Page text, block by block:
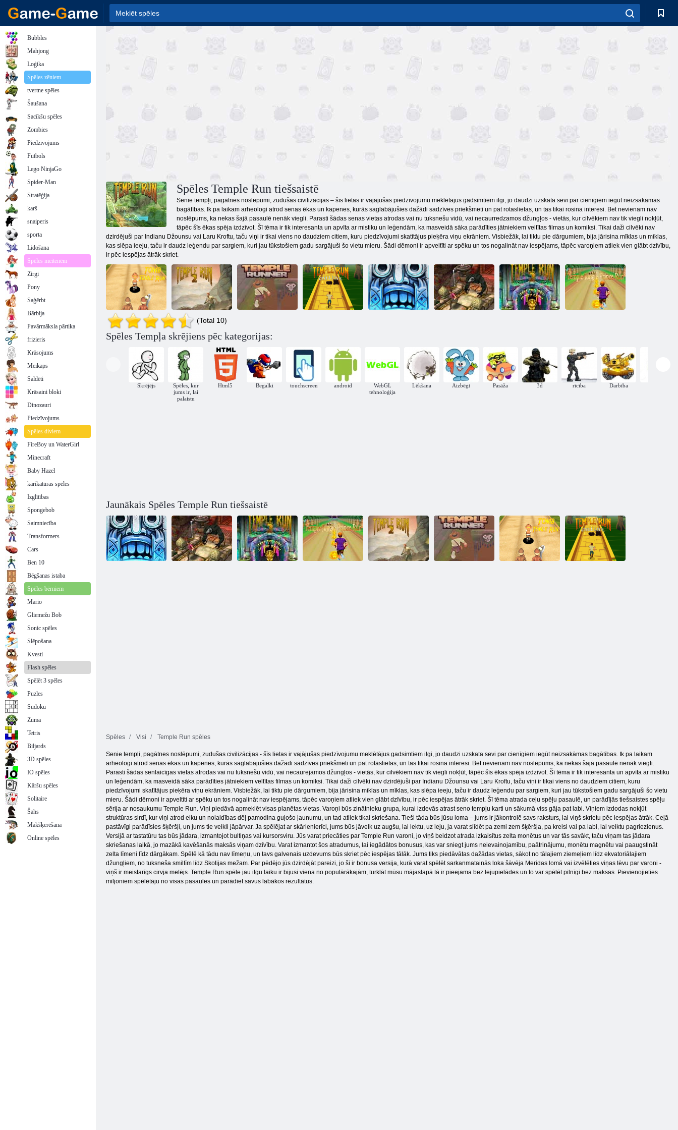
Spēles Temple Run tiešsaistē
Senie tempļi, pagātnes noslēpumi, zudušās civilizācijas – šīs lietas ir vajājušas piedzīvojumu meklētājus gadsimtiem ilgi, jo daudzi uzskata sevi par cienīgiem iegūt neizsakāmas
bagātības. Ik pa laikam arheologi atrod senas ēkas un kapenes, kurās saglabājušies dažādi sadzīves priekšmeti un pat rotaslietas, un tas tikai rosina interesi. Bet nevienam nav
noslēpums, ka nekas šajā pasaulē nenāk viegli. Parasti šādas senas vietas atrodas vai nu tuksnešu vidū, vai necaurredzamos džungļos - vietās, kur cilvēkiem nav tik viegli nokļūt,
tāpēc šīs ēkas spēja izdzīvot. Šī tēma ir tik interesanta un apvīta ar mistiku un leģendām, ka masveidā sāka parādīties jātniekiem veltītas filmas un komiksi. Tikai daži cilvēki nav
dzirdējuši par Indianu Džounsu vai Laru Kroftu, taču viņi ir tikai viens no daudziem citiem, kuru piedzīvojumi skatītājus pieķēra viņu ekrāniem. Visbiežāk, lai tiktu pie dārgumiem, bija jārisina mīklas un mīklas,
kas slēpa ieeju, taču ir daudz leģendu par sargiem, kuri jau tūkstošiem gadu sargājuši šo vietu mieru. Šādi dēmoni ir apveltīti ar spēku un tos nogalināt nav iespējams, tāpēc varoņiem atliek vien glābt dzīvību,
ir pēc iespējas ātrāk skriet.
Kapenes Temple
2. tempļa
Džungļu kritums
(Total 10)
Spēles Tempļa skrējiens pēc kategorijas:
Skrējējs
Spēles, kur
jums ir, lai
palaistu
Html5 Begalki touchscreen android
WebGL
tehnoloģija
Lēkšana Aizbēgt Pasāža 3d rīcība Darbība
Jaunākais Spēles Temple Run tiešsaistē
Spēles Visi Temple Run spēles
Senie tempļi, pagātnes noslēpumi, zudušas civilizācijas - šīs lietas ir vajājušas piedzīvojumu meklētājus gadsimtiem ilgi, jo daudzi uzskata sevi par cienīgiem iegūt neizsakāmas bagātības. Ik pa laikam
arheologi atrod senas ēkas un kapenes, kurās saglabājušies dažādi sadzīves priekšmeti un pat rotaslietas, un tas tikai rosina interesi. Bet nevienam nav noslēpums, ka nekas šajā pasaulē nenāk viegli.
Parasti šādas senlaicīgas vietas atrodas vai nu tuksnešu vidū, vai necaurejamos džungļos - vietās, kur cilvēkiem nav tik viegli nokļūt, tāpēc šīs ēkas spēja izdzīvot. Šī tēma ir tik interesanta un apvīta ar mistiku
un leģendām, ka masveidā sāka parādīties jātniekiem veltītas filmas un komiksi. Tikai daži cilvēki nav dzirdējuši par Indianu Džounsu vai Laru Kroftu, taču viņi ir tikai viens no daudziem citiem, kuru
piedzīvojumi skatītājus pieķēra viņu ekrāniem. Visbiežāk, lai tiktu pie dārgumiem, bija jārisina mīklas un mīklas, kas slēpa ieeju, taču ir daudz leģendu par sargiem, kuri jau tūkstošiem gadu sargājuši šo vietu
mieru. Šādi dēmoni ir apveltīti ar spēku un tos nogalināt nav iespējams, tāpēc varoņiem atliek vien glābt dzīvību, ir pēc iespējas ātrāk skriet. Šī tēma atrada ceļu spēļu pasaulē, un parādījās tiešsaistes spēļu
sērija ar nosaukumu Temple Run. Viņi piedāvā apmeklēt visas planētas vietas. Varoņi būs zinātnieku grupa, kurai izdevās atrast seno tempļu karti un sākumā viss gāja pat labi. Viņiem izdodas nokļūt
struktūras sirdī, kur viņi atrod elku un nolaidības dēļ pamodina guļošo ļaunumu, un tad atliek tikai skriešana. Tieši tāda būs jūsu loma – jums ir jākontrolē savs raksturs, lai viņš skrietu pēc iespējas ātrāk. Ceļā
pastāvīgi parādīsies šķēršļi, un jums tie veikli jāpārvar. Ja spēlējat ar skārienierīci, jums būs jāvelk uz augšu, lai lektu, uz leju, ja varat slīdēt pa zemi zem šķēršļa, pa kreisi vai pa labi, lai veiktu pagriezienus.
Versijā ar tastatūru tas būs jādara, izmantojot bultiņas vai kursorsviru. Jūs varat priecāties par Temple Run varoni, jo viņš beidzot atrada izkaisītus zelta monētus un var tās savākt, taču viņam tas jādara
skriešanas laikā, jo mazākā kavēšanās maksās viņam dzīvību. Varat izmantot šos atradumus, lai iegādātos bonusus, kas var sniegt jums neievainojamību, paātrinājumu, monētu magnētu vai paaugstināt
zelta līmeni līdz dārgākam. Spēlē kā tādu nav līmeņu, un tavs galvenais uzdevums būs skriet pēc iespējas tālāk. Jums tiks piedāvātas dažādas vietas, sākot no tālajiem ziemeļiem līdz ekvatoriālajiem
džungļiem, no tuksneša smiltīm līdz Skotijas mežam. Par pēdējo jūs dzirdējāt pareizi, jo šī ir bonusa versija, kurā varat spēlēt sarkanmatainās loka šāvēja Meridas lomā vai izvēlēties viņas tēvu par varoni -
viņš ir meistarīgs cirvja metējs. Temple Run spēle jau ilgu laiku ir bijusi viena no populārākajām, turklāt mūsu mājaslapā tā ir pieejama bez lejupielādes un to var spēlēt pilnīgi bez maksas. Pievienojieties
miljoniem spēlētāju no visas pasaules un parādiet savus labākos rezultātus.
Bubbles
Mahjong
Loģika
Spēles zēniem
tvertne spēles
Šaušana
Sacīkšu spēles
Zombies
Piedzīvojums
Futbols
Lego NinjaGo
Spider-Man
Stratēģija
karš
snaiperis
sporta
Lidošana
Spēles meitenēm
Zirgi
Pony
Saģērbt
Bārbija
Pavārmāksla pārtika
frizieris
Krāsojums
Meikaps
Saldēti
Krāsaini bloki
Dinozauri
Piedzīvojums
Spēles diviem
FireBoy un WaterGirl
Minecraft
Baby Hazel
karikatūras spēles
Izglītības
Spongebob
Saimniecība
Transformers
Cars
Ben 10
Bēgšanas istaba
Spēles bērniem
Mario
Gliemežu Bob
Sonic spēles
Slēpošana
Kvesti
Flash spēles
Spēlēt 3 spēles
Puzles
Sudoku
Zuma
Tetris
Biljards
3D spēles
IO spēles
Kāršu spēles
Solitaire
Šahs
Makšķerēšana
Online spēles